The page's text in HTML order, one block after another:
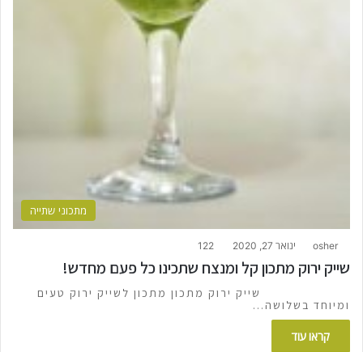
מתכוני שתייה
osher ינואר 27, 2020 122
שייק ירוק מתכון קל ומנצח שתכינו כל פעם מחדש!
שייק ירוק מתכון מתכון לשייק ירוק טעים
ומיוחד בשלושה…
קראו עוד